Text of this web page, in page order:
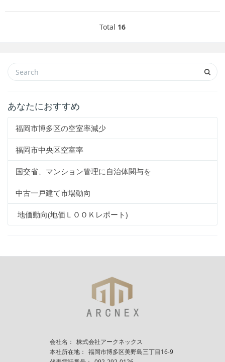
Total 16
あなたにおすすめ
福岡市博多区の空室率減少
福岡市中央区空室率
国交省、マンション管理に自治体関与を
中古一戸建て市場動向
地価動向(地価ＬＯＯＫレポート)
会社名： 株式会社アークネックス
本社所在地： 福岡市博多区美野島三丁目16-9